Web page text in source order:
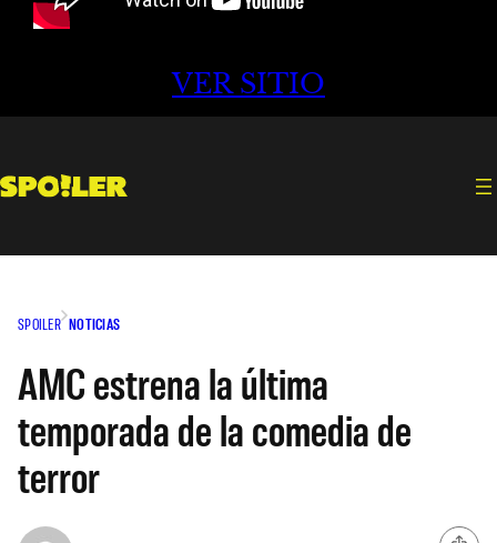
VER SITIO
SPOILER NOTICIAS
AMC estrena la última
temporada de la comedia de
terror